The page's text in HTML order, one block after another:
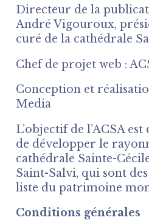
Directeur de la
André Vigouroux,
curé de la cathédrale
Chef de projet web :
Conception et
Media
L’objectif de l’ACSA
de développer le
cathédrale Sainte-
Saint-Salvi, qui sont
liste du patrimoine
Conditions générales